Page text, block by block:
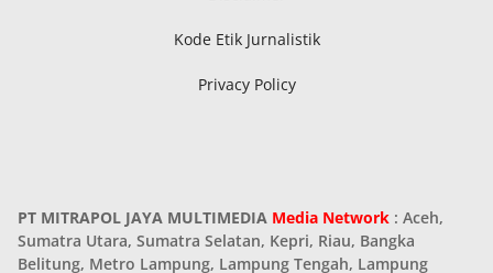
Kode Etik Jurnalistik
Privacy Policy
PT MITRAPOL JAYA MULTIMEDIA Media Network : Aceh,
Sumatra Utara, Sumatra Selatan, Kepri, Riau, Bangka
Belitung, Metro Lampung, Lampung Tengah, Lampung